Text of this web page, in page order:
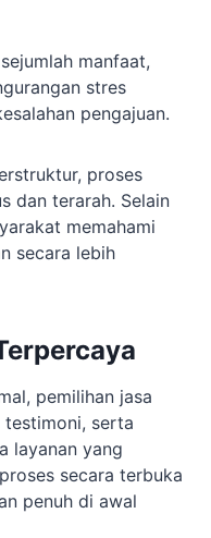
manfaat,
stres
pengajuan.
proses
dan terarah. Selain
memahami
secara lebih
pemilihan jasa
testimoni, serta
layanan yang
secara terbuka
penuh di awal